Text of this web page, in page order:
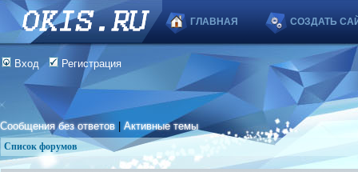
ГЛАВНАЯ СОЗДАТЬ
Вход Регистрация
Сообщения без ответов |Активные темы
Список форумов